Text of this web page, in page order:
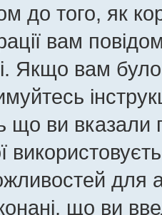
до того, як
вам
Якщо вам
що ви
для
що ви